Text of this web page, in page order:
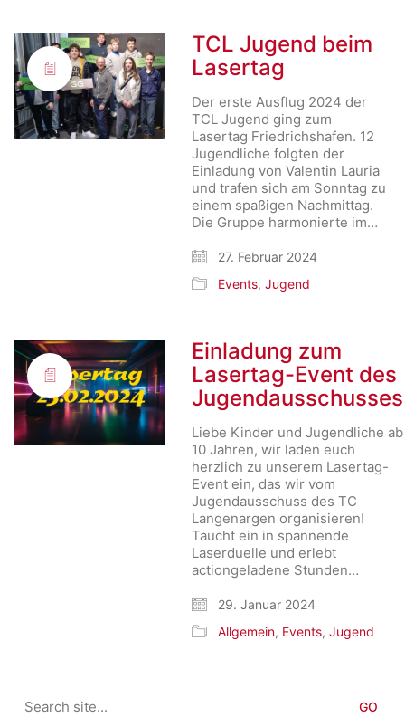
TCL Jugend beim
Lasertag
Der erste Ausflug 2024 der
TCL Jugend ging zum
Lasertag Friedrichshafen. 12
Jugendliche folgten der
Einladung von Valentin Lauria
und trafen sich am Sonntag zu
einem spaßigen Nachmittag.
Die Gruppe harmonierte im…
27. Februar 2024
Events,Jugend
Einladung zum
Lasertag-Event des
Jugendausschusses
Liebe Kinder und Jugendliche ab
10 Jahren, wir laden euch
herzlich zu unserem Lasertag-
Event ein, das wir vom
Jugendausschuss des TC
Langenargen organisieren!
Taucht ein in spannende
Laserduelle und erlebt
actiongeladene Stunden…
29. Januar 2024
Allgemein, Events,Jugend
for: